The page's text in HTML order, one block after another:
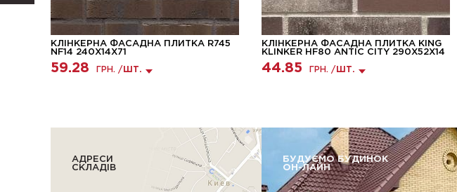
КЛІНКЕРНА ФАСАДНА ПЛИТКА R745
NF14 240X14X71
59.28 ГРН. / ШТ.
КЛІНКЕРНА ФАСАДНА ПЛИТКА KING
KLINKER HF80 ANTIC CITY 290X52X14
44.85 ГРН. / ШТ.
АДРЕСИ
СКЛАДІВ
БУДУЄМО БУДИНОК
ОН-ЛАЙН